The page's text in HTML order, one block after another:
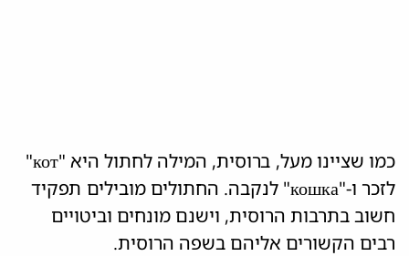
כמו שציינו מעל, ברוסית, המילה לחתול היא "кот"
לזכר ו-"кошка" לנקבה. החתולים מובילים תפקיד
חשוב בתרבות הרוסית, וישנם מונחים וביטויים
רבים הקשורים אליהם בשפה הרוסית.